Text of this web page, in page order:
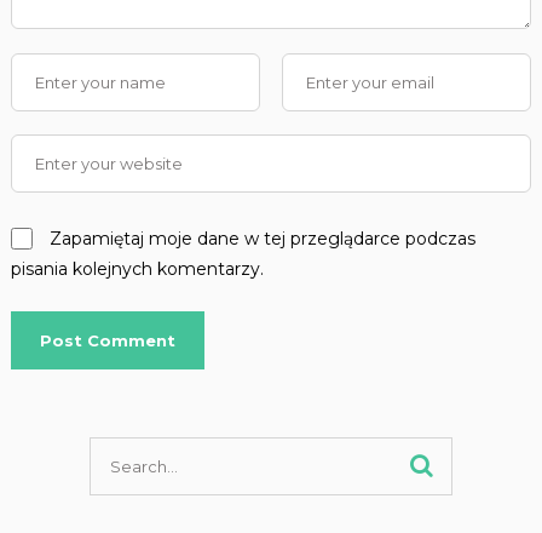
Zapamiętaj moje dane w tej przeglądarce podczas
pisania kolejnych komentarzy.